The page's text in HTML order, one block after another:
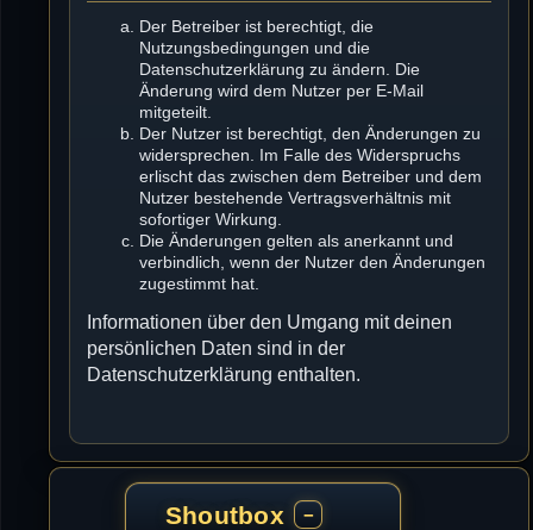
Der Betreiber ist berechtigt, die
Nutzungsbedingungen und die
Datenschutzerklärung zu ändern. Die
Änderung wird dem Nutzer per E-Mail
mitgeteilt.
Der Nutzer ist berechtigt, den Änderungen zu
widersprechen. Im Falle des Widerspruchs
erlischt das zwischen dem Betreiber und dem
Nutzer bestehende Vertragsverhältnis mit
sofortiger Wirkung.
Die Änderungen gelten als anerkannt und
verbindlich, wenn der Nutzer den Änderungen
zugestimmt hat.
Informationen über den Umgang mit deinen
persönlichen Daten sind in der
Datenschutzerklärung enthalten.
Shoutbox −